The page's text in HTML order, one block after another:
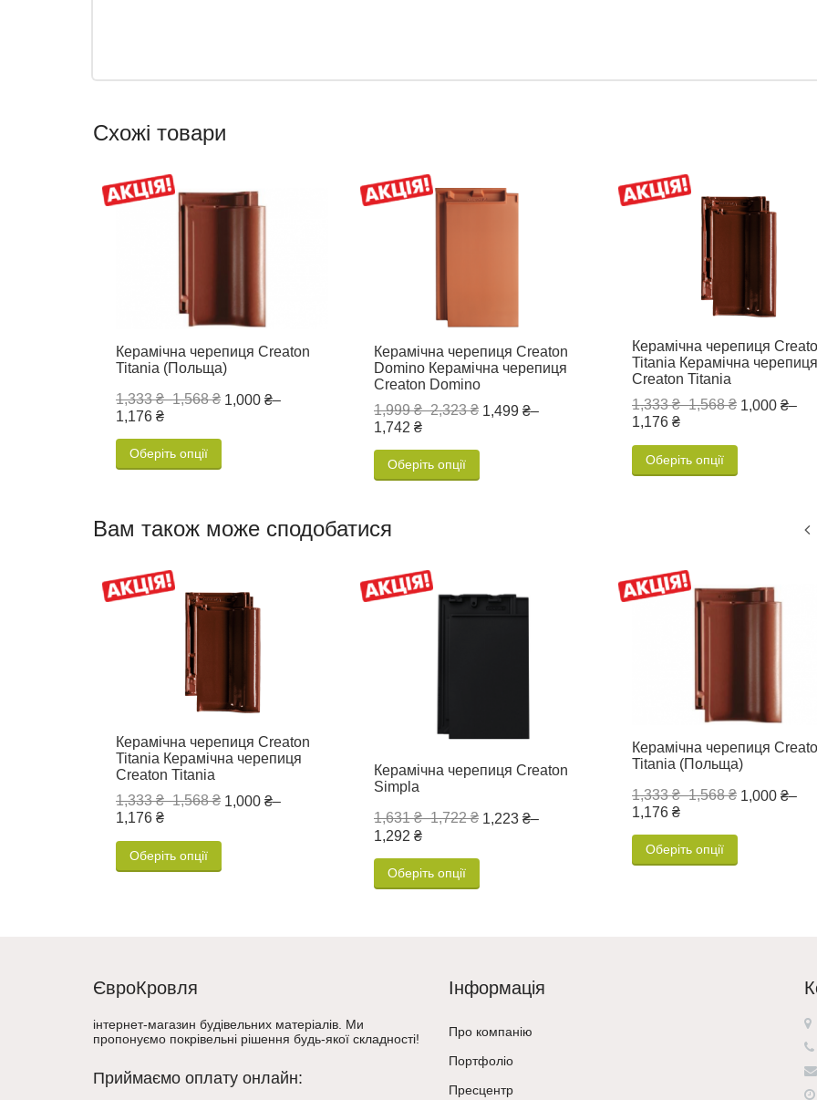
Схожі товари
Керамічна черепиця Creaton
Titania (Польща)
1,333 ₴–1,568 ₴ 1,000 ₴–
1,176 ₴
Оберіть опції
Керамічна черепиця Creaton
Domino Керамічна черепиця
Creaton Domino
1,999 ₴–2,323 ₴ 1,499 ₴–
1,742 ₴
Оберіть опції
Керамічна черепиця
Titania Керамічна черепиця
Creaton Titania
1,333 ₴–1,568 ₴ 1,000 ₴–
1,176 ₴
Оберіть опції
Вам також може сподобатися
Керамічна черепиця Creaton
Titania Керамічна черепиця
Creaton Titania
1,333 ₴–1,568 ₴ 1,000 ₴–
1,176 ₴
Оберіть опції
Керамічна черепиця Creaton
Simpla
1,631 ₴–1,722 ₴ 1,223 ₴–
1,292 ₴
Оберіть опції
Керамічна черепиця
Titania (Польща)
1,333 ₴–1,568 ₴ 1,000 ₴–
1,176 ₴
Оберіть опції
ЄвроКровля
інтернет-магазин будівельних матеріалів. Ми
пропонуємо покрівельні рішення будь-якої складності!
Приймаємо оплату онлайн:
Інформація
Про компанію
Портфоліо
Пресцентр